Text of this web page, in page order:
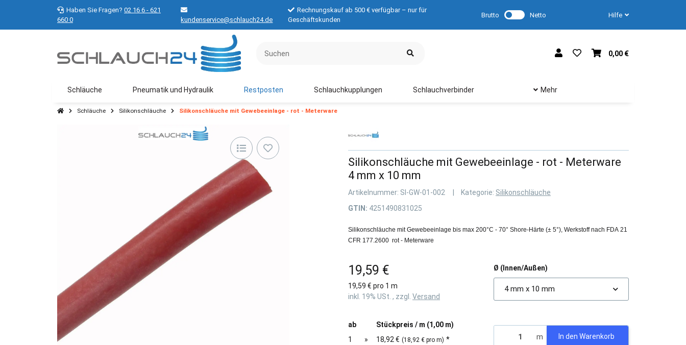
Haben Sie Fragen? 02 16 6 - 621
660 0
kundenservice@schlauch24.de
Rechnungskauf ab 500 € verfügbar – nur für
Geschäftskunden
Brutto Netto Hilfe
0,00 €
Schläuche Pneumatik und Hydraulik Restposten Schlauchkupplungen Schlauchverbinder Mehr
Schläuche Silikonschläuche Silikonschläuche mit Gewebeeinlage - rot - Meterware
Silikonschläuche mit Gewebeeinlage - rot - Meterware
4 mm x 10 mm
Artikelnummer: SI-GW-01-002 Kategorie: Silikonschläuche
GTIN: 4251490831025
Silikonschläuche mit Gewebeeinlage bis max 200°C - 70° Shore-Härte (± 5°), Werkstoff nach FDA 21
CFR 177.2600 rot - Meterware
19,59 €
19,59 € pro 1 m
inkl. 19% USt. , zzgl. Versand
ab
Stückpreis / m (1,00 m)
1
» 18,92 € (18,92 € pro m) *
Ø (Innen/Außen)
4 mm x 10 mm
m In den Warenkorb